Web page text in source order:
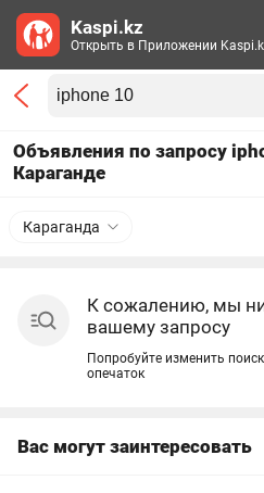
Объявления по запросу
Караганде
Караганда
К сожалению, мы
вашему запросу
Попробуйте изменить
опечаток
Вас могут заинтересовать
Kaspi.kz
Открыть в Приложении